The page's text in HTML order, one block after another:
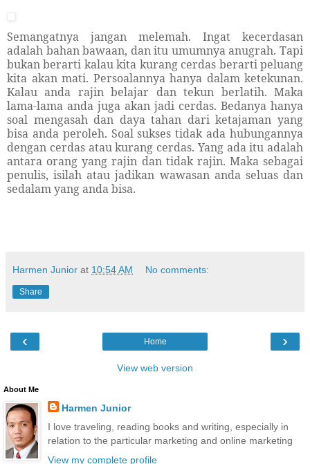
Semangatnya jangan melemah. Ingat kecerdasan
adalah bahan bawaan, dan itu umumnya anugrah. Tapi
bukan berarti kalau kita kurang cerdas berarti peluang
kita akan mati. Persoalannya hanya dalam ketekunan.
Kalau anda rajin belajar dan tekun berlatih. Maka
lama-lama anda juga akan jadi cerdas. Bedanya hanya
soal mengasah dan daya tahan dari ketajaman yang
bisa anda peroleh. Soal sukses tidak ada hubungannya
dengan cerdas atau kurang cerdas. Yang ada itu adalah
antara orang yang rajin dan tidak rajin. Maka sebagai
penulis, isilah atau jadikan wawasan anda seluas dan
sedalam yang anda bisa.
Harmen Junior at 10:54 AM No comments:
Share
‹ ›
Home
View web version
About Me
Harmen Junior
I love traveling, reading books and writing, especially in
relation to the particular marketing and online marketing
View my complete profile